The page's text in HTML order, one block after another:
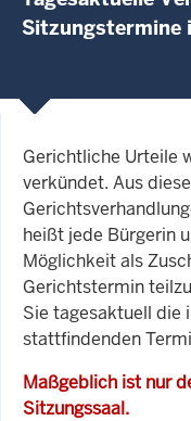
Sitzungstermine
Gerichtliche Urteile
verkündet. Aus
heißt jede Bürgerin
Möglichkeit als
Gerichtstermin
Sie tagesaktuell die
stattfindenden
Maßgeblich ist nur
Sitzungssaal.